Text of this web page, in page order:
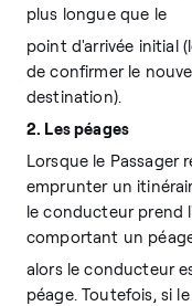
plus longue que le
point d'arrivée initial
de confirmer le
destination).
2. Les péages
Lorsque le Passager
emprunter un
le conducteur prend
comportant un
alors le conducteur
péage. Toutefois, si